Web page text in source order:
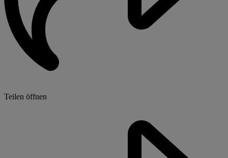
Teilen öffnen